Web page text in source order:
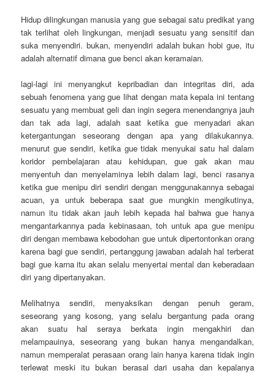
Hidup dilingkungan manusia yang gue sebagai satu predikat yang
tak terlihat oleh lingkungan, menjadi sesuatu yang sensitif dan
suka menyendiri. bukan, menyendiri adalah bukan hobi gue, itu
adalah alternatif dimana gue benci akan keramaian.
lagi-lagi ini menyangkut kepribadian dan integritas diri, ada
sebuah fenomena yang gue lihat dengan mata kepala ini tentang
sesuatu yang membuat geli dan ingin segera menendangnya jauh
dan tak ada lagi, adalah saat ketika gue menyadari akan
ketergantungan seseorang dengan apa yang dilakukannya.
menurut gue sendiri, ketika gue tidak menyukai satu hal dalam
koridor pembelajaran atau kehidupan, gue gak akan mau
menyentuh dan menyelaminya lebih dalam lagi, benci rasanya
ketika gue menipu diri sendiri dengan menggunakannya sebagai
acuan, ya untuk beberapa saat gue mungkin mengikutinya,
namun itu tidak akan jauh lebih kepada hal bahwa gue hanya
mengantarkannya pada kebinasaan, toh untuk apa gue menipu
diri dengan membawa kebodohan gue untuk dipertontonkan orang
karena bagi gue sendiri, pertanggung jawaban adalah hal terberat
bagi gue karna itu akan selalu menyertai mental dan keberadaan
diri yang dipertanyakan.
Melihatnya sendiri, menyaksikan dengan penuh geram,
seseorang yang kosong, yang selalu bergantung pada orang
akan suatu hal seraya berkata ingin mengakhiri dan
melampauinya, seseorang yang bukan hanya mengandalkan,
namun memperalat perasaan orang lain hanya karena tidak ingin
terlewat meski itu bukan berasal dari usaha dan kepalanya